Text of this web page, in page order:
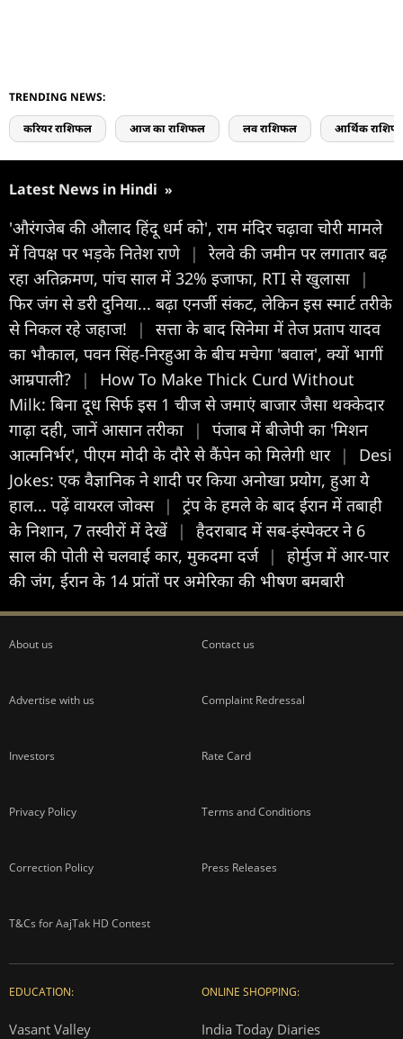
TRENDING NEWS:
करियर राशिफल आज का राशिफल लव राशिफल आर्थिक
Latest News in Hindi »
'औरंगजेब की औलाद हिंदू धर्म को', राम मंदिर चढ़ावा चोरी मामले
में विपक्ष पर भड़के नितेश राणे |
रेलवे की जमीन पर लगातार बढ़
रहा अतिक्रमण, पांच साल में 32% इजाफा, RTI से खुलासा
|
फिर जंग से डरी दुनिया... बढ़ा एनर्जी संकट, लेकिन इस स्‍मार्ट तरीके
से निकल रहे जहाज!
|
सत्ता के बाद सिनेमा में तेज प्रताप यादव
का भौकाल, पवन सिंह-निरहुआ के बीच मचेगा 'बवाल', क्यों भागीं
आम्रपाली?
|
How To Make Thick Curd Without
Milk: बिना दूध सिर्फ इस 1 चीज से जमाएं बाजार जैसा थक्केदार
गाढ़ा दही, जानें आसान तरीका
|
पंजाब में बीजेपी का 'मिशन
आत्मनिर्भर', पीएम मोदी के दौरे से कैंपेन को मिलेगी धार |
Desi
Jokes: एक वैज्ञानिक ने शादी पर किया अनोखा प्रयोग, हुआ ये
हाल... पढ़ें वायरल जोक्स |
ट्रंप के हमले के बाद ईरान में तबाही
के निशान, 7 तस्वीरों में देखें
|
हैदराबाद में सब-इंस्पेक्टर ने 6
साल की पोती से चलवाई कार, मुकदमा दर्ज |
होर्मुज में आर-पार
की जंग, ईरान के 14 प्रांतों पर अमेरिका की भीषण बमबारी
About us Contact us
Advertise with us Complaint Redressal
Investors Rate Card
Privacy Policy Terms and Conditions
Correction Policy Press Releases
T&Cs for AajTak HD Contest
EDUCATION:
Vasant Valley
ONLINE SHOPPING:
India Today Diaries